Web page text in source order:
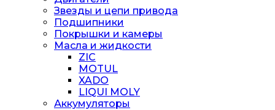
Звезды и цепи привода
Подшипники
Покрышки и камеры
Масла и жидкости
ZIC
MOTUL
XADO
LIQUI MOLY
Аккумуляторы